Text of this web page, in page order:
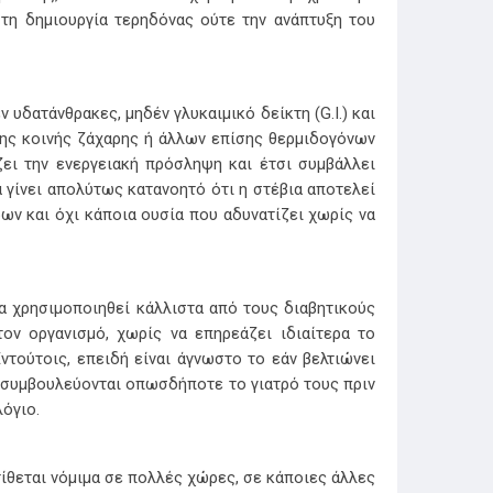
δημιουργία τερηδόνας ούτε την ανάπτυξη του
μηδέν γλυκαιμικό δείκτη (G.I.) και
κοινής ζάχαρης ή άλλων επίσης θερμιδογόνων
την ενεργειακή πρόσληψη και έτσι συμβάλλει
απολύτως κατανοητό ότι η στέβια αποτελεί
και όχι κάποια ουσία που αδυνατίζει χωρίς να
κάλλιστα από τους διαβητικούς
οργανισμό, χωρίς να επηρεάζει ιδιαίτερα το
επειδή είναι άγνωστο το εάν βελτιώνει
οπωσδήποτε το γιατρό τους πριν
νόμιμα σε πολλές χώρες, σε κάποιες άλλες